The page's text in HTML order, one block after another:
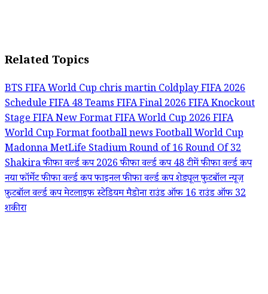
Related Topics
BTS FIFA World Cupchris martinColdplayFIFA 2026
ScheduleFIFA 48 TeamsFIFA Final 2026FIFA Knockout
StageFIFA New FormatFIFA World Cup 2026FIFA
World Cup Formatfootball newsFootball World Cup
MadonnaMetLife StadiumRound of 16Round Of 32
Shakiraफीफा वर्ल्ड कप 2026फीफा वर्ल्ड कप 48 टीमेंफीफा वर्ल्ड कप
नया फॉर्मेटफीफा वर्ल्ड कप फाइनलफीफा वर्ल्ड कप शेड्यूलफुटबॉल न्यूज़
फ़ुटबॉल वर्ल्ड कपमेटलाइफ स्टेडियममैडोनाराउंड ऑफ 16राउंड ऑफ 32
शकीरा